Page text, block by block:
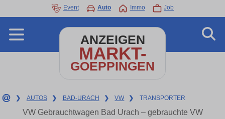
Event Auto Immo Job
ANZEIGEN
MARKT-
GOEPPINGEN
❯ AUTOS ❯ BAD-URACH ❯ VW ❯ TRANSPORTER
VW Gebrauchtwagen Bad Urach – gebrauchte VW